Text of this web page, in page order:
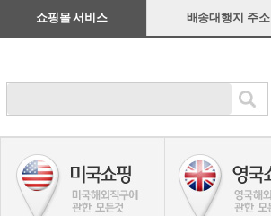
쇼핑몰 서비스 배송대행지 주소